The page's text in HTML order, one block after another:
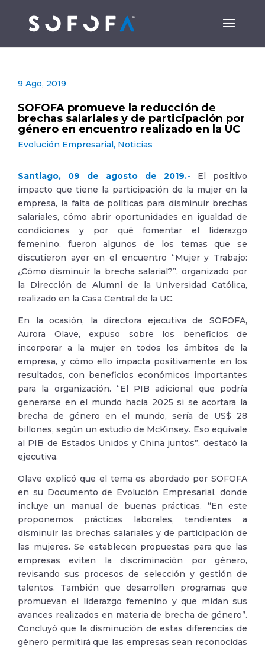
9 Ago, 2019
SOFOFA promueve la reducción de
brechas salariales y de participación por
género en encuentro realizado en la UC
Evolución Empresarial, Noticias
Santiago, 09 de agosto de 2019.- El positivo
impacto que tiene la participación de la mujer en la
empresa, la falta de políticas para disminuir brechas
salariales, cómo abrir oportunidades en igualdad de
condiciones y por qué fomentar el liderazgo
femenino, fueron algunos de los temas que se
discutieron ayer en el encuentro “Mujer y Trabajo:
¿Cómo disminuir la brecha salarial?”, organizado por
la Dirección de Alumni de la Universidad Católica,
realizado en la Casa Central de la UC.
En la ocasión, la directora ejecutiva de SOFOFA,
Aurora Olave, expuso sobre los beneficios de
incorporar a la mujer en todos los ámbitos de la
empresa, y cómo ello impacta positivamente en los
resultados, con beneficios económicos importantes
para la organización. “El PIB adicional que podría
generarse en el mundo hacia 2025 si se acortara la
brecha de género en el mundo, sería de US$ 28
billones, según un estudio de McKinsey. Eso equivale
al PIB de Estados Unidos y China juntos”, destacó la
ejecutiva.
Olave explicó que el tema es abordado por SOFOFA
en su Documento de Evolución Empresarial, donde
incluye un manual de buenas prácticas. “En este
proponemos prácticas laborales, tendientes a
disminuir las brechas salariales y de participación de
las mujeres. Se establecen propuestas para que las
empresas eviten la discriminación por género,
revisando sus procesos de selección y gestión de
talentos. También que desarrollen programas que
promuevan el liderazgo femenino y que midan sus
avances realizados en materia de brecha de género”.
Concluyó que la disminución de estas diferencias de
género permitirá que las empresas sean reconocidas